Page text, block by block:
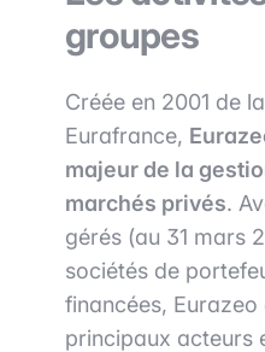
groupes
Créée en 2001 de
Eurafrance,
majeur de la
marchés privés.
gérés (au 31 mars
sociétés de
financées, Eurazeo
principaux acteurs